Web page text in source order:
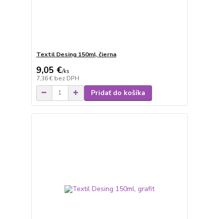
Textil Desing 150ml, čierna
9,05 €/ks
7,36 € bez DPH
Pridať do košíka